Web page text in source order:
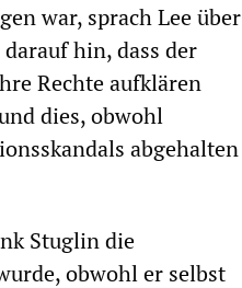
war, sprach Lee über
hin, dass der
Rechte aufklären
dies, obwohl
abgehalten
Stuglin die
obwohl er selbst